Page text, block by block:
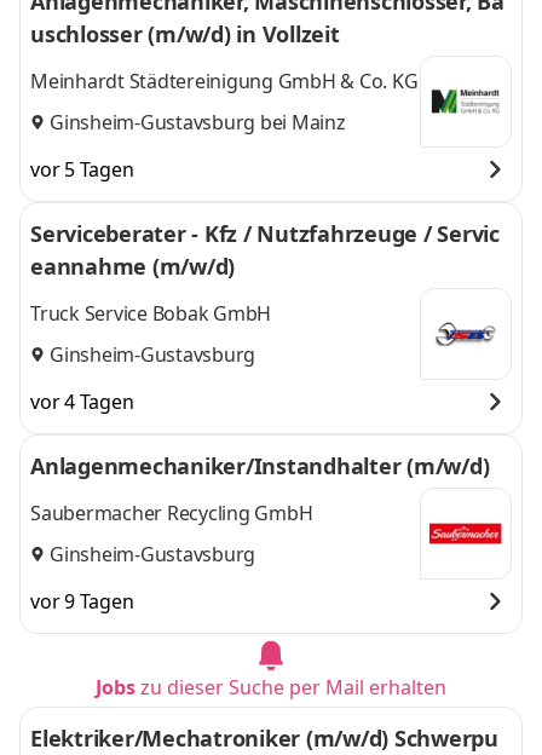
uschlosser (m/w/d) in Vollzeit
Meinhardt Städtereinigung GmbH & Co. KG
Ginsheim-Gustavsburg bei Mainz
vor 5 Tagen
Serviceberater - Kfz / Nutzfahrzeuge / Servic
eannahme (m/w/d)
Truck Service Bobak GmbH
Ginsheim-Gustavsburg
vor 4 Tagen
Anlagenmechaniker/Instandhalter (m/w/d)
Saubermacher Recycling GmbH
Ginsheim-Gustavsburg
vor 9 Tagen
Jobszu dieser Suche per Mail erhalten
Elektriker/Mechatroniker (m/w/d) Schwerpu